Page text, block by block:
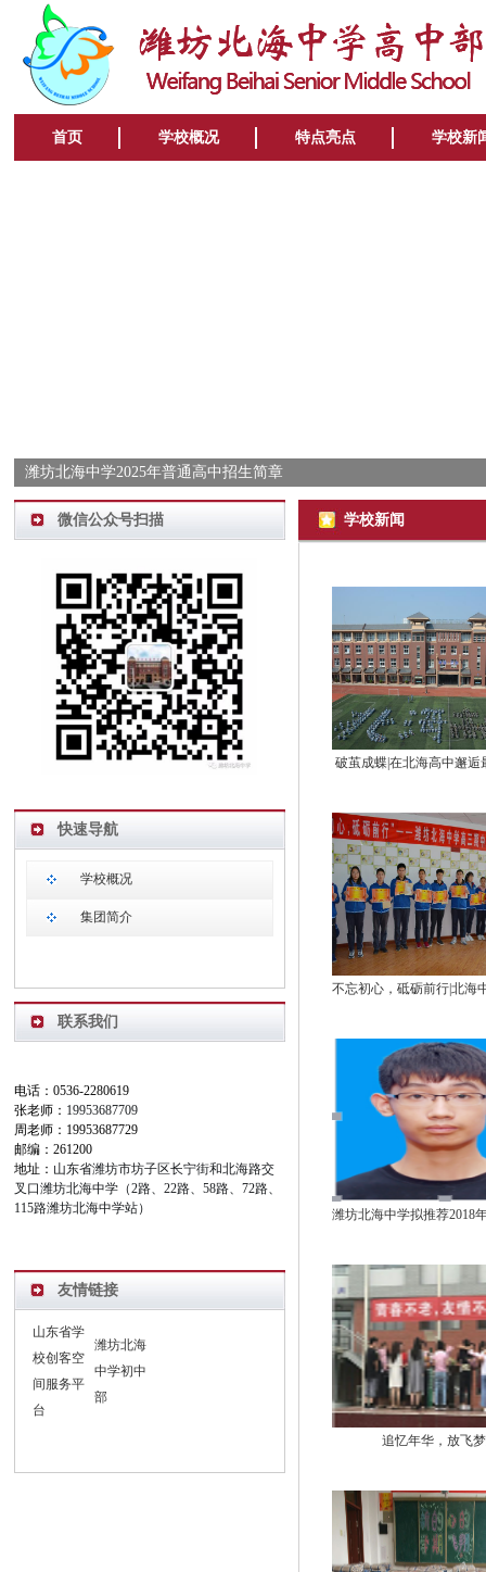
首页 学校概况 特点亮点 学校新
潍坊北海中学2025年普通高中招生简章
学校新闻
破茧成蝶|在北海高中邂逅
追忆年华，放飞
微信公众号扫描
快速导航
学校概况
集团简介
联系我们
电话：0536-2280619
张老师： 19953687709
周老师：19953687729
邮编：261200
地址： 山东省潍坊市坊子区长宁街和北海路交
叉口潍坊北海中学（2路、22路、58路、72路、
115路潍坊北海中学站）
友情链接
山东省学
校创客空
间服务平
台
潍坊北海
中学初中
部